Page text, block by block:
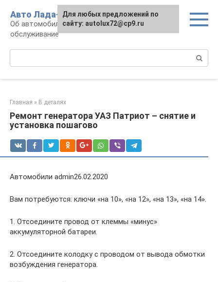
контенту
Авто Лада-люкс
Об автомобилях LADA: эксплуатация и
обслуживание
Главная » В деталях
Ремонт генератора УАЗ Патриот – снятие и
установка пошагово
Автомобили admin26.02.2020
Вам потребуются: ключи «на 10», «на 12», «на 13», «на 14».
1. Отсоедините провод от клеммы «минус»
аккумуляторной батареи.
2. Отсоедините колодку с проводом от вывода обмотки
возбуждения генератора.
Для любых предложений по
сайту: autolux72@cp9.ru